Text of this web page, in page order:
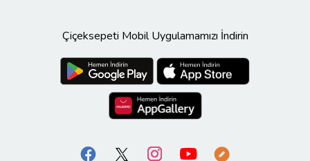
Çiçeksepeti Mobil Uygulamamızı İndirin